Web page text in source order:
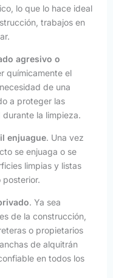
lo que lo hace ideal
trabajos en
agresivo o
químicamente el
de una
a proteger las
la limpieza.
enjuague. Una vez
se enjuaga o se
limpias y listas
. Ya sea
de la construcción,
o propietarios
de alquitrán
en todos los